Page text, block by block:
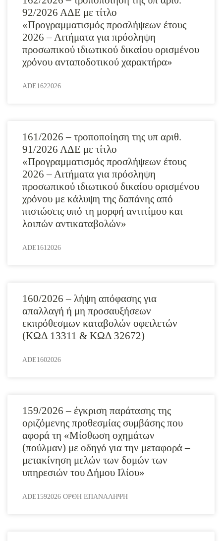
92/2026 ΑΔΕ με τίτλο
«Προγραμματισμός προσλήψεων έτους
2026 – Αιτήματα για πρόσληψη
προσωπικού ιδιωτικού δικαίου ορισμένου
χρόνου ανταποδοτικού χαρακτήρα»
ADE1622026
161/2026 – τροποποίηση της υπ αριθ.
91/2026 ΑΔΕ με τίτλο
«Προγραμματισμός προσλήψεων έτους
2026 – Αιτήματα για πρόσληψη
προσωπικού ιδιωτικού δικαίου ορισμένου
χρόνου με κάλυψη της δαπάνης από
πιστώσεις υπό τη μορφή αντιτίμου και
λοιπών αντικαταβολών»
ADE1612026
160/2026 – λήψη απόφασης για
απαλλαγή ή μη προσαυξήσεων
εκπρόθεσμων καταβολών οφειλετών
(ΚΩΔ 13311 & ΚΩΔ 32672)
ADE1602026
159/2026 – έγκριση παράτασης της
οριζόμενης προθεσμίας συμβάσης που
αφορά τη «Μίσθωση οχημάτων
(πούλμαν) με οδηγό για την μεταφορά –
μετακίνηση μελών των δομών των
υπηρεσιών του Δήμου Ιλίου»
ADE1592026 ΟΡΘΗ ΕΠΑΝΑΛΗΨΗ